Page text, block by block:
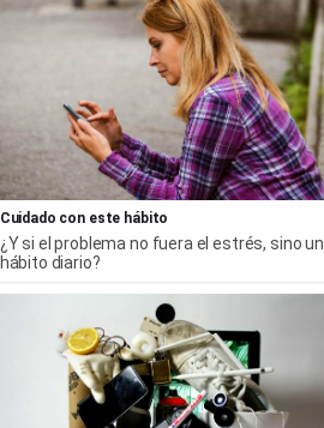
Cuidado con este hábito
¿Y si el problema no fuera el estrés, sino un
hábito diario?